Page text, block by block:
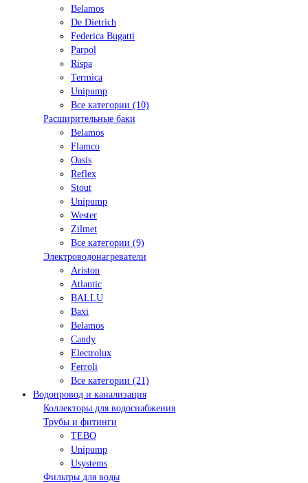
Belamos
De Dietrich
Federica Bugatti
Parpol
Rispa
Termica
Unipump
Все категории (10)
Расширительные баки
Belamos
Flamco
Oasis
Reflex
Stout
Unipump
Wester
Zilmet
Все категории (9)
Электроводонагреватели
Ariston
Atlantic
BALLU
Baxi
Belamos
Candy
Electrolux
Ferroli
Все категории (21)
Водопровод и канализация
Коллекторы для водоснабжения
Трубы и фитинги
TEBO
Unipump
Usystems
Фильтры для воды